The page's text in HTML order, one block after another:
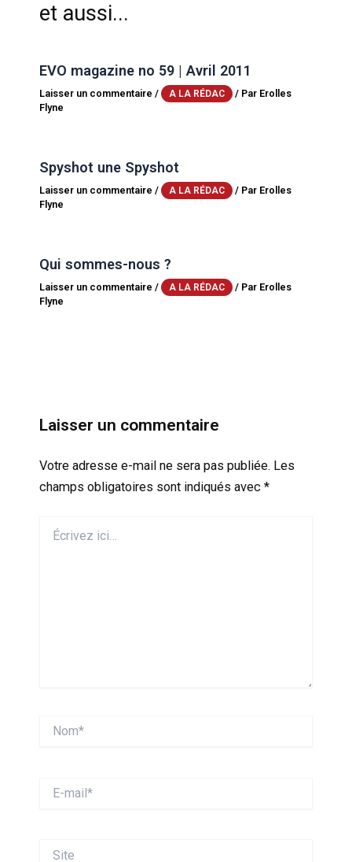
et aussi...
EVO magazine no 59 | Avril 2011
Laisser un commentaire / A LA RÉDAC / Par Erolles
Flyne
Spyshot une Spyshot
Laisser un commentaire / A LA RÉDAC / Par Erolles
Flyne
Qui sommes-nous ?
Laisser un commentaire / A LA RÉDAC / Par Erolles
Flyne
Laisser un commentaire
Votre adresse e-mail ne sera pas publiée. Les
champs obligatoires sont indiqués avec *
ici…
mail*